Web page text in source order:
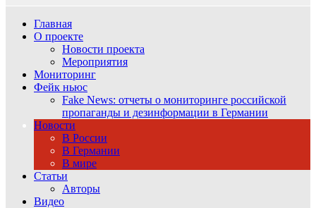
Главная
О проекте
Новости проекта
Мероприятия
Мониторинг
Фейк ньюс
Fake News: отчеты о мониторинге российской
пропаганды и дезинформации в Германии
Новости
В России
В Германии
В мире
Статьи
Авторы
Видео